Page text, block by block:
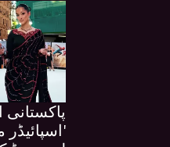
پاکستانی